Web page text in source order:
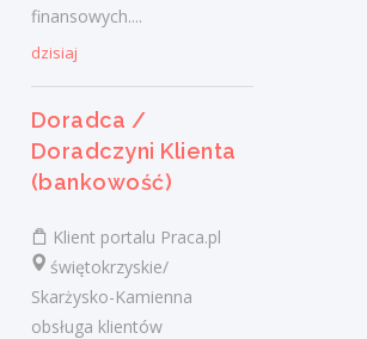
Dobry lider, czyli jaki?
10 listopada 2020
Mobilny, elastyczny i nastawiony na
rozwój – czy to ideał pracownika?
19 października 2020
Najnowsze komentarze
admin-Obcokrajowcy w
świętokrzyskim
finansowych....
dzisiaj
Doradca /
Doradczyni Klienta
(bankowość)
Klient portalu Praca.pl
świętokrzyskie/
Skarżysko-Kamienna
obsługa klientów